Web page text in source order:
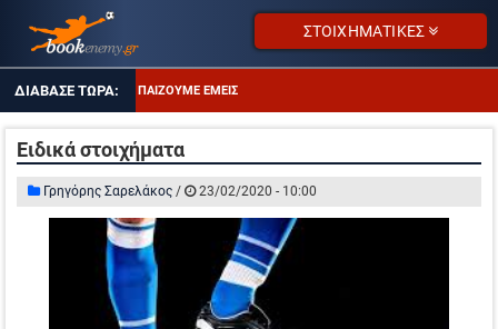
ΣΤΟΙΧΗΜΑΤΙΚΕΣ
ΤΙ ΠΑΙΖΟΥΜΕ ΕΜΕΙΣ
ΑΠΟΔΌΣΕΙΣ ΣΕ ΠΤΏΣΗ
ΤΖΊΡΟΙ ΣΤΟΙΧΉΜΑΤΟΣ
ΠΡΟΤΕΙΝΌΜΕΝΑ SITES
ΠΡΌΓΡΑΜΜΑ TV
Ειδικά στοιχήματα
Γρηγόρης Σαρελάκος / 23/02/2020 - 10:00